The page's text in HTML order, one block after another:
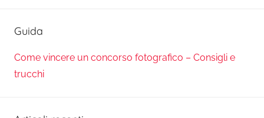
Guida
Come vincere un concorso fotografico – Consigli e
trucchi